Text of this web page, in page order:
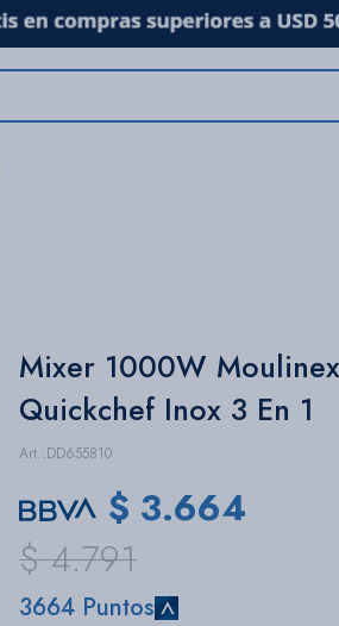
Mixer 1000W Moulinex
Quickchef Inox 3 En 1
DD655810
$ 3.664
$ 4.791
3664 Puntos